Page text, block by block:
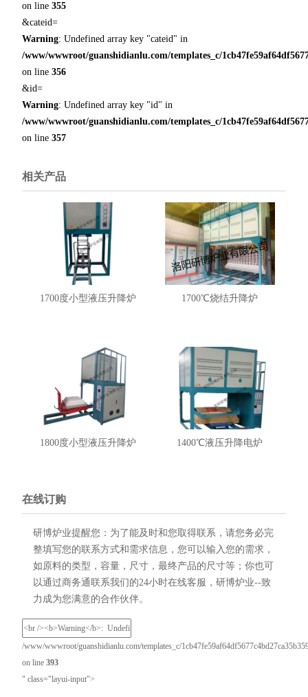
on line 355
&cateid=
Warning: Undefined array key "cateid" in
/www/wwwroot/guanshidianlu.com/templates_c/
on line 356
&id=
Warning: Undefined array key "id" in
/www/wwwroot/guanshidianlu.com/templates_c/
on line 357
相关产品
1700度小型液压升降炉 1700℃烧结升降炉
1800度小型液压升降炉 1400℃液压升降电炉
在线订购
研博炉业提醒您：为了能及时和您取得联系，请您务必完
整填写您的联系方式和需求信息，您可以输入您的需求，
如原料的类型，容量，尺寸，最终产品的尺寸等；你也可
以通过商务通联系我们的24小时在线客服，研博炉业--致
力成为您满意的合作伙伴。
/www/wwwroot/guanshidianlu.com/templates_c/
on line 393
" class="layui-input">